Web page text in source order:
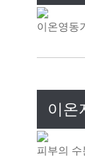
이온영동
이온
피부의